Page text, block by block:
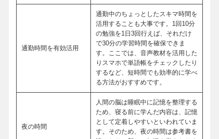
通勤時間を有効活用
通勤中のちょっとしたスキマ時間を
活用することも大事です。1回10分
の勉強を1日3回行えば、それだけ
で30分の学習時間を確保できま
す。ここでは、音声教材を活用した
りスマホで単語帳をチェックしたり
するなど、短時間でも効率的に学べ
る方法がおすすめです。
夜の時間
人間の脳は睡眠中に記憶を整理する
ため、寝る前に学んだ内容は、記憶
として定着しやすいといわれていま
す。そのため、夜の時間は参考書を